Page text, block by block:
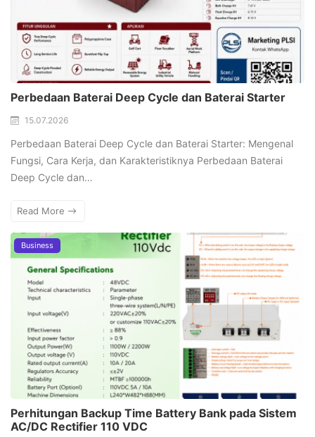
Perbedaan Baterai Deep Cycle dan Baterai Starter
15.07.2026
Perbedaan Baterai Deep Cycle dan Baterai Starter: Mengenal
Fungsi, Cara Kerja, dan Karakteristiknya Perbedaan Baterai
Deep Cycle dan…
Read More
Business
Perhitungan Backup Time Battery Bank pada Sistem
AC/DC Rectifier 110 VDC